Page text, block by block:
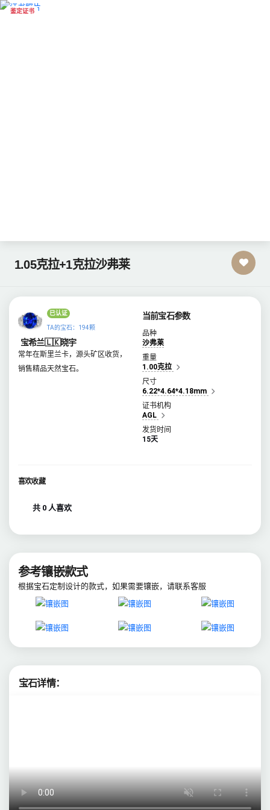
鉴定证书
1.05克拉+1克拉沙弗莱
已认证
TA的宝石：194颗
宝希兰🇱🇰晓宇
常年在斯里兰卡，源头矿区收货，
销售精品天然宝石。
当前宝石参数
品种
沙弗莱
重量
1.00克拉
尺寸
6.22*4.64*4.18mm
证书机构
AGL
发货时间
15天
喜欢收藏
共 0 人喜欢
参考镶嵌款式
根据宝石定制设计的款式，如果需要镶嵌，请联系客服
宝石详情：